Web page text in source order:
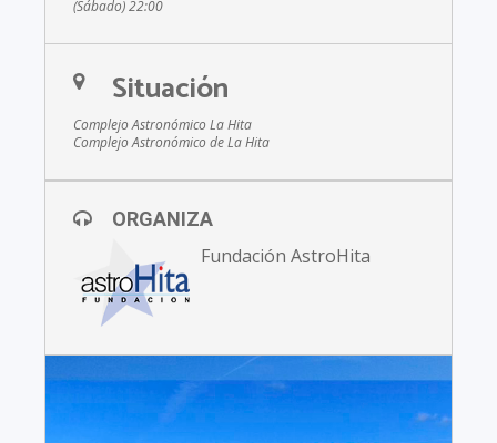
(Sábado) 22:00
Situación
Complejo Astronómico La Hita
Complejo Astronómico de La Hita
ORGANIZA
Fundación AstroHita